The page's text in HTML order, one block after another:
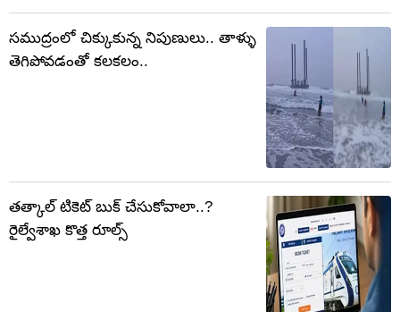
సముద్రంలో చిక్కుకున్న నిపుణులు.. తాళ్ళు
తెగిపోవడంతో కలకలం..
తత్కాల్ టికెట్ బుక్ చేసుకోవాలా..?
రైల్వేశాఖ కొత్త రూల్స్